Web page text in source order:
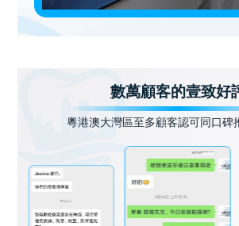
數萬顧客的壹致好
粵港澳大灣區至多顧客認可同口碑